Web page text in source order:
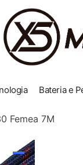
Bateria e
Femea 7M